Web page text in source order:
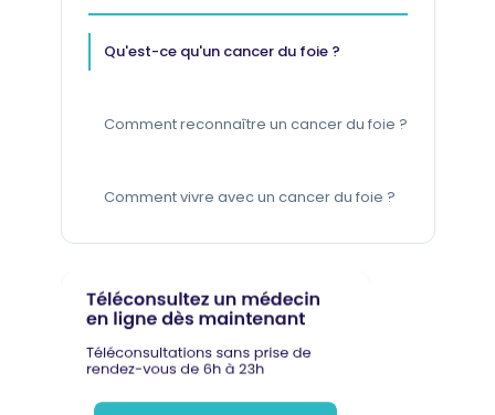
Qu'est-ce qu'un cancer du foie ?
Comment reconnaître un cancer du foie ?
Comment vivre avec un cancer du foie ?